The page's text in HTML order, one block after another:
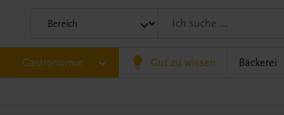
Gastronomie Gut zu wissen Bäckerei